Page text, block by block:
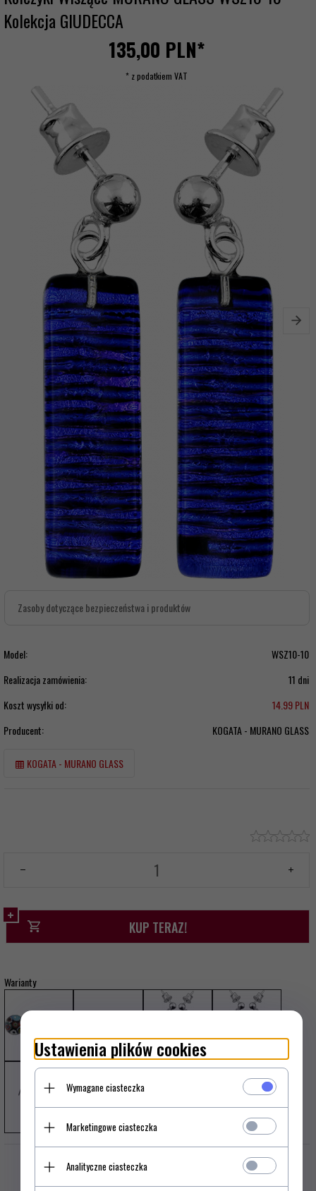
Kolekcja GIUDECCA
135,00 PLN*
* z podatkiem VAT
Zasoby dotyczące bezpieczeństwa i produktów
Model:
WSZ10-10
Realizacja zamówienia:
11 dni
Koszt wysyłki od:
14.99 PLN
Producent:
KOGATA - MURANO GLASS
KOGATA - MURANO GLASS
KUP TERAZ!
Warianty
Ustawienia plików cookies
Wymagane ciasteczka
Marketingowe ciasteczka
Analityczne ciasteczka